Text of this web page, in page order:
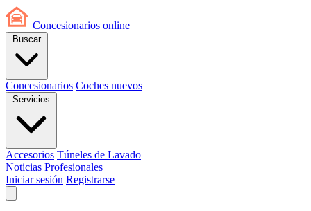
Concesionarios online
Buscar
Concesionarios Coches nuevos
Servicios
Accesorios Túneles de Lavado
Noticias Profesionales
Iniciar sesión Registrarse